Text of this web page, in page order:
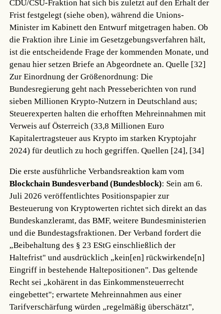
CDU/CSU-Fraktion hat sich bis zuletzt auf den Erhalt der
Frist festgelegt (siehe oben), während die Unions-
Minister im Kabinett den Entwurf mitgetragen haben. Ob
die Fraktion ihre Linie im Gesetzgebungsverfahren hält,
ist die entscheidende Frage der kommenden Monate, und
genau hier setzen Briefe an Abgeordnete an.Quelle [32]
Zur Einordnung der Größenordnung: Die
Bundesregierung geht nach Presseberichten von rund
sieben Millionen Krypto-Nutzern in Deutschland aus;
Steuerexperten halten die erhofften Mehreinnahmen mit
Verweis auf Österreich (33,8 Millionen Euro
Kapitalertragsteuer aus Krypto im starken Kryptojahr
2024) für deutlich zu hoch gegriffen.Quellen [24], [34]
Die erste ausführliche Verbandsreaktion kam vom
Blockchain Bundesverband (Bundesblock): Sein am 6.
Juli 2026 veröffentlichtes Positionspapier zur
Besteuerung von Kryptowerten richtet sich direkt an das
Bundeskanzleramt, das BMF, weitere Bundesministerien
und die Bundestagsfraktionen. Der Verband fordert die
„Beibehaltung des § 23 EStG einschließlich der
Haltefrist" und ausdrücklich „kein[en] rückwirkende[n]
Eingriff in bestehende Haltepositionen". Das geltende
Recht sei „kohärent in das Einkommensteuerrecht
eingebettet"; erwartete Mehreinnahmen aus einer
Tarifverschärfung würden „regelmäßig überschätzt",